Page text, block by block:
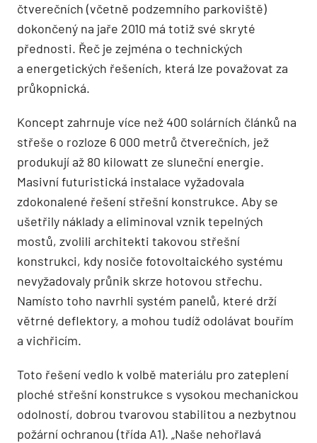
čtverečních (včetně podzem­ního parkoviště)
dokončený na jaře 2010 má totiž své skryté
přednosti. Řeč je zejména o technických
a energetických řešeních, která lze považovat za
průkopnická.
Koncept zahrnuje více než 400 solárních článků na
střeše o rozloze 6 000 metrů čtverečních, jež
produkují až 80 kilowatt ze sluneční energie.
Masivní futuristická instalace vyžadovala
zdokonalené řešení střešní konstrukce. Aby se
ušetřily náklady a eliminoval vznik tepelných
mostů, zvolili architekti takovou střešní
konstrukci, kdy nosiče fotovoltaického systému
nevyžadovaly průnik skrze hotovou střechu.
Namísto toho navrhli systém panelů, které drží
větrné deflektory, a mohou tudíž odolávat bouřím
a vichřicím.
Toto řešení vedlo k volbě materiálu pro zateplení
ploché střešní konstrukce s vysokou mechanickou
odolností, dobrou tvarovou stabilitou a nezbytnou
požární ochranou (třída A1). „Naše nehořlavá